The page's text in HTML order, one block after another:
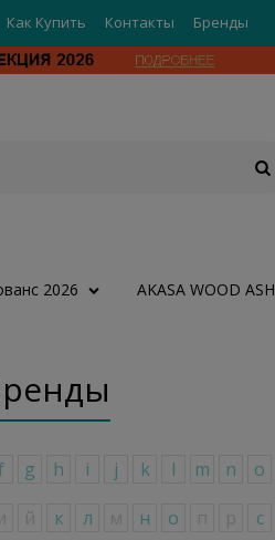
Как Купить Контакты Бренды
2026 AKASA WOOD ASH
g h i j k l m n o
к л н о с